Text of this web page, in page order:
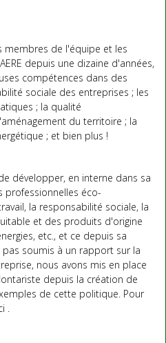
membres de l'équipe et les
depuis une dizaine d'années,
compétences dans des
sociale des entreprises ; les
; la qualité
du territoire ; la
; et bien plus !
développer, en interne dans sa
professionnelles éco-
la responsabilité sociale, la
et des produits d'origine
etc., et ce depuis sa
pas soumis à un rapport sur la
nous avons mis en place
depuis la création de
de cette politique. Pour
.